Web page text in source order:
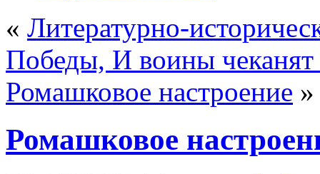
« Литературно-
Победы, И воины
Ромашковое настроение »
Ромашковое